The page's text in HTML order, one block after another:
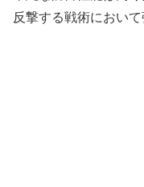
反撃する戦術におい